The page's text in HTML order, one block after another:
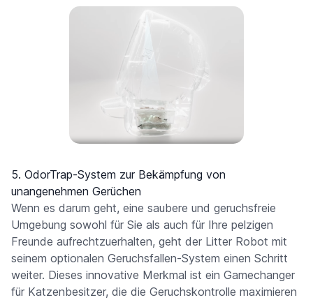
5. OdorTrap-System zur Bekämpfung von
unangenehmen Gerüchen
Wenn es darum geht, eine saubere und geruchsfreie
Umgebung sowohl für Sie als auch für Ihre pelzigen
Freunde aufrechtzuerhalten, geht der Litter Robot mit
seinem optionalen Geruchsfallen-System einen Schritt
weiter. Dieses innovative Merkmal ist ein Gamechanger
für Katzenbesitzer, die die Geruchskontrolle maximieren